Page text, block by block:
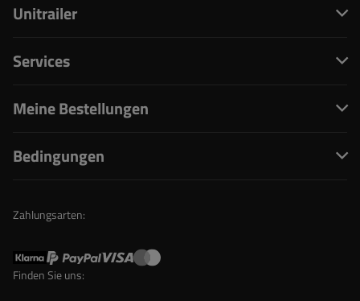
Unitrailer
Services
Meine Bestellungen
Bedingungen
Zahlungsarten:
Finden Sie uns: